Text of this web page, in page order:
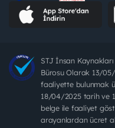
STJ İnsan
Bürosu Olarak 13/
faaliyette bulunmak
18/04/2025 tarih ve
belge ile faaliyet
arayanlardan ücret